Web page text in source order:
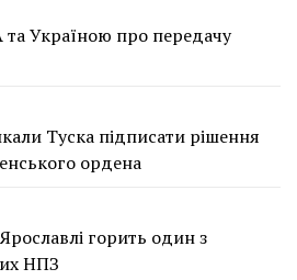
Україною про передачу
Туска підписати рішення
ордена
горить один з
НПЗ